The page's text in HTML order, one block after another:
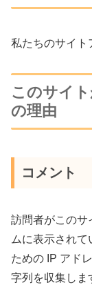
私たちのサイト
このサイ
の理由
コメント
訪問者がこのサ
ムに表示され
ための IP アド
字列を収集しま